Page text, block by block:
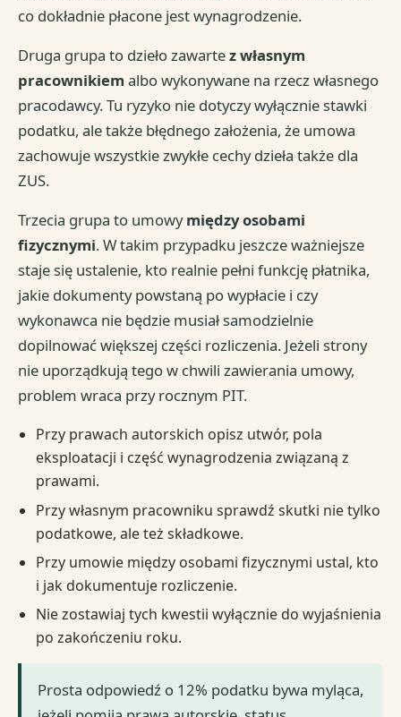
co dokładnie płacone jest wynagrodzenie.
Druga grupa to dzieło zawartez własnym
pracownikiem albo wykonywane na rzecz własnego
pracodawcy. Tu ryzyko nie dotyczy wyłącznie stawki
podatku, ale także błędnego założenia, że umowa
zachowuje wszystkie zwykłe cechy dzieła także dla
ZUS.
Trzecia grupa to umowymiędzy osobami
fizycznymi. W takim przypadku jeszcze ważniejsze
staje się ustalenie, kto realnie pełni funkcję płatnika,
jakie dokumenty powstaną po wypłacie i czy
wykonawca nie będzie musiał samodzielnie
dopilnować większej części rozliczenia. Jeżeli strony
nie uporządkują tego w chwili zawierania umowy,
problem wraca przy rocznym PIT.
Przy prawach autorskich opisz utwór, pola
eksploatacji i część wynagrodzenia związaną z
prawami.
Przy własnym pracowniku sprawdź skutki nie tylko
podatkowe, ale też składkowe.
Przy umowie między osobami fizycznymi ustal, kto
i jak dokumentuje rozliczenie.
Nie zostawiaj tych kwestii wyłącznie do wyjaśnienia
po zakończeniu roku.
Prosta odpowiedź o 12% podatku bywa myląca,